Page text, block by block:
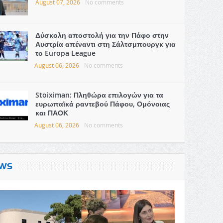
August 07, 2026 No comments
Δύσκολη αποστολή για την Πάφο στην
Αυστρία απέναντι στη Σάλτσμπουργκ για
το Europa League
August 06, 2026 No comments
Stoiximan: Πληθώρα επιλογών για τα
ευρωπαϊκά ραντεβού Πάφου, Ομόνοιας
και ΠΑΟΚ
August 06, 2026 No comments